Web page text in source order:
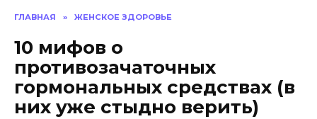
ГЛАВНАЯ » ЖЕНСКОЕ ЗДОРОВЬЕ
10 мифов о
противозачаточных
гормональных средствах (в
них уже стыдно верить)